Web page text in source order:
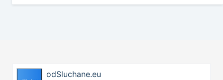
odSluchane.eu